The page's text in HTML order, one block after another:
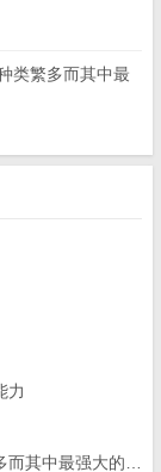
类繁多而其中最
力